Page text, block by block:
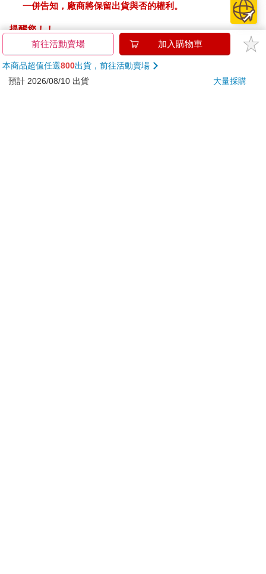
一併告知，廠商將保留出貨與否的權利。
提醒您！！
金石堂及銀行均不會請您操作ATM! 如接獲電話要求您前往
ATM提款機，請不要聽從指示，以免受騙上當！
退換貨須知：
前往活動賣場 加入購物車
本商品超值任選800出貨，前往活動賣場
預計 2026/08/10 出貨
大量採購